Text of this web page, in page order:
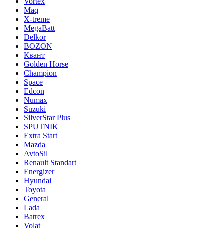
Maq
X-treme
MegaBatt
Delkor
BOZON
Квант
Golden Horse
Champion
Space
Edcon
Numax
Suzuki
SilverStar Plus
SPUTNIK
Extra Start
Mazda
AvtoSil
Renault Standart
Energizer
Hyundai
Toyota
General
Lada
Batrex
Volat